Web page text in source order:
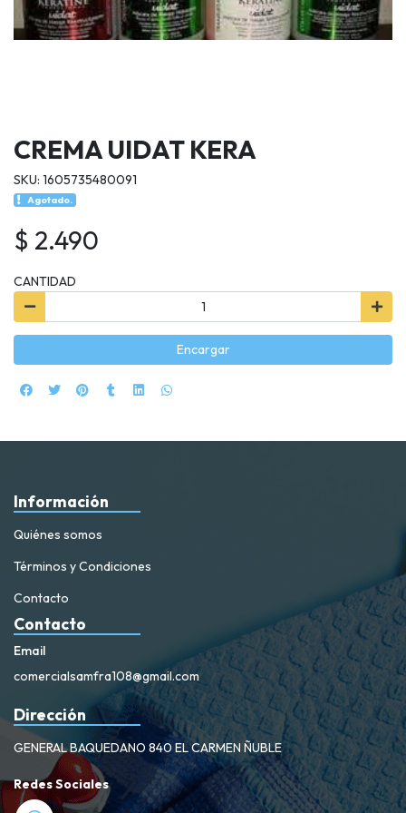
CREMA UIDAT KERA
SKU: 1605735480091
Agotado.
$ 2.490
CANTIDAD
Encargar
Información
Quiénes somos
Términos y Condiciones
Contacto
Contacto
Email
comercialsamfra108@gmail.com
Dirección
GENERAL BAQUEDANO 840 EL CARMEN ÑUBLE
Redes Sociales